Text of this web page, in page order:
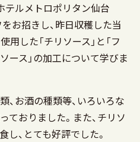
テルメトロポリタン仙台
お招きし、昨日収穫した当
用した「チリソース」と「フ
ース」の加工について学びま
、お酒の種類等、いろいろな
ておりました。また、チリソ
、とても好評でした。